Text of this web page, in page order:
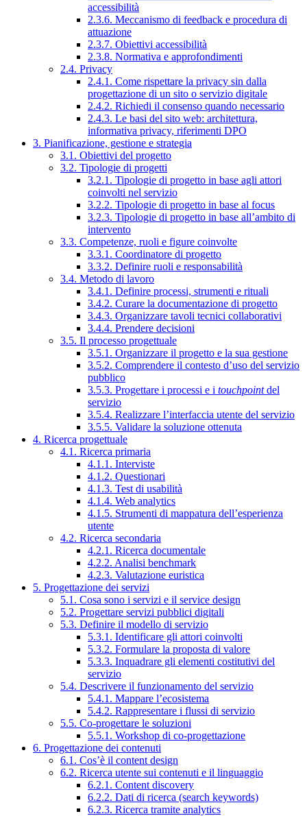
accessibilità
2.3.6. Meccanismo di feedback e procedura di
attuazione
2.3.7. Obiettivi accessibilità
2.3.8. Normativa e approfondimenti
2.4. Privacy
2.4.1. Come rispettare la privacy sin dalla
progettazione di un sito o servizio digitale
2.4.2. Richiedi il consenso quando necessario
2.4.3. Le basi del sito web: architettura,
informativa privacy, riferimenti DPO
3. Pianificazione, gestione e strategia
3.1. Obiettivi del progetto
3.2. Tipologie di progetti
3.2.1. Tipologie di progetto in base agli attori
coinvolti nel servizio
3.2.2. Tipologie di progetto in base al focus
3.2.3. Tipologie di progetto in base all’ambito di
intervento
3.3. Competenze, ruoli e figure coinvolte
3.3.1. Coordinatore di progetto
3.3.2. Definire ruoli e responsabilità
3.4. Metodo di lavoro
3.4.1. Definire processi, strumenti e rituali
3.4.2. Curare la documentazione di progetto
3.4.3. Organizzare tavoli tecnici collaborativi
3.4.4. Prendere decisioni
3.5. Il processo progettuale
3.5.1. Organizzare il progetto e la sua gestione
3.5.2. Comprendere il contesto d’uso del servizio
pubblico
3.5.3. Progettare i processi e i touchpointdel
servizio
3.5.4. Realizzare l’interfaccia utente del servizio
3.5.5. Validare la soluzione ottenuta
4. Ricerca progettuale
4.1. Ricerca primaria
4.1.1. Interviste
4.1.2. Questionari
4.1.3. Test di usabilità
4.1.4. Web analytics
4.1.5. Strumenti di mappatura dell’esperienza
utente
4.2. Ricerca secondaria
4.2.1. Ricerca documentale
4.2.2. Analisi benchmark
4.2.3. Valutazione euristica
5. Progettazione dei servizi
5.1. Cosa sono i servizi e il service design
5.2. Progettare servizi pubblici digitali
5.3. Definire il modello di servizio
5.3.1. Identificare gli attori coinvolti
5.3.2. Formulare la proposta di valore
5.3.3. Inquadrare gli elementi costitutivi del
servizio
5.4. Descrivere il funzionamento del servizio
5.4.1. Mappare l’ecosistema
5.4.2. Rappresentare i flussi di servizio
5.5. Co-progettare le soluzioni
5.5.1. Workshop di co-progettazione
6. Progettazione dei contenuti
6.1. Cos’è il content design
6.2. Ricerca utente sui contenuti e il linguaggio
6.2.1. Content discovery
6.2.2. Dati di ricerca (search keywords)
6.2.3. Ricerca tramite analytics